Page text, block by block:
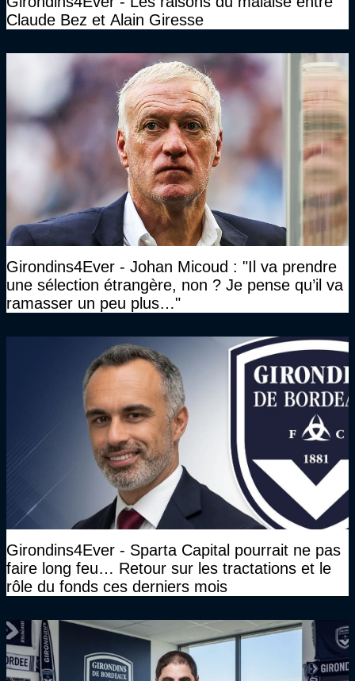
Claude Bez et Alain Giresse
Girondins4Ever - Johan Micoud : "Il va prendre
une sélection étrangère, non ? Je pense qu’il va
ramasser un peu plus…"
Girondins4Ever - Sparta Capital pourrait ne pas
faire long feu… Retour sur les tractations et le
rôle du fonds ces derniers mois